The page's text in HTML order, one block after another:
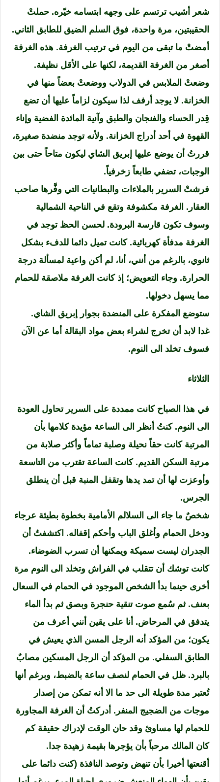
شعر أشيب ترتسم على وجهه ابتسامه خيّره. حملتْ
الحقيبتين، مرة واحدة، فوق السلم الضيق للطابق الثاني.
أمضتْ ما تبقى من اليوم في ترتيب الغرفة. هذه الغرفة
أصغر من الغرفة القديمة، لكنها على الأقل نظيفة.
وضعتْ الملابس في الدولاب ووضعتْ بعضاً منها في
الخزانة. لا يوجد أرفف لذا سيكون لزاماً عليها أن تضع
قِدر الحساء والفنجان والطبق وآنية المائدة الفضية وإناء
القهوة في أحد أدراج الخزانة. ولأنه توجد منضدة صغيرة،
قررتُ أن يوضع عليها إبريق الشاي ليكون متاحاً حتى بين
الوجبات، تضفي طابعاً زخرفياً.
فرشتْ السرير بالملاءات والبطانيات التي وفَّرها صاحب
العقار. الغرفة مكشوفة وتقع في الناحية الشمالية
وسوف تكون قارسة البرودة. لحسن الحظ توجد في
الغرفة مدفأة كهربائية. كانت تميل دائما للدفء بشكل
ثانوي، بالرغم من أنني، أنا، لم أكن واعية لمسألة درجة
الحرارة. وجاء التعويض؛ إذ كانت الغرفة ملاصقة للحمام
مما يسهل دخولها.
ستوضع المفكرة على المنضدة بجوار إبريق الشاي.
غدا لابد أن تخرج لشراء بعض مواد البقالة أما عن الآن
فسوف تخلد الى النوم.
الثلاثاء
في هذا الصباح كانت ممددة على السرير تحاول العودة
الى النوم. كنتُ أنظر الى الساعة مؤيدة كلامها بأن
المرتبة كانت حقاً نحيلة وصلبة تماماً وأكثر صلابة من
مرتبة السكن القديم. كانت الساعة تقترب من التاسعة
وأوعزت لها أن تمد يدها وتقفل المنبة قبل أن ينطلق
الجرس.
شخصٌ ما جاء الى السلالم الأمامية بخطوة بطيئة عرجاء
ودخل الحمام وأغلق الباب وأحكم إقفاله. اكتشفتُ أن
الجدران ليست سميكة ويمكنها أن تسرب الضوضاء.
كانت توشك أن تتقلب في الفراش وتخلد الى النوم مرة
أخرى حينما بدأ الشخص الموجود في الحمام في السعال
بعنف. ثم سُمع صوت تنقية حنجرة وبصق ثم بدأ الماء
يتدفق في المرحاض. أنا على يقين أنني أعرف من
يكون؛ من المؤكد أنه الرجل المسن الذي يعيش في
الطابق السفلي. من المؤكد أن الرجل المسكين مصابٌ
بالبرد. ظل في الحمام لنصف ساعة بالضبط، وبرغم أنها
تُعتبر مدة طويلة الى حد ما الا أنه تمكن من إصدار
موجات من الضجيج المنفر. أدركتُ أن الغرفة المجاورة
للحمام لها مساوئ وقد حان الوقت لإدراك حقيقة كم
كان المالك مرحباً بأن يؤجرها بقيمة زهيدة جدا.
أقنعتها أخيرا بأن تنهض وتوصد النافذة (كنت دائما على